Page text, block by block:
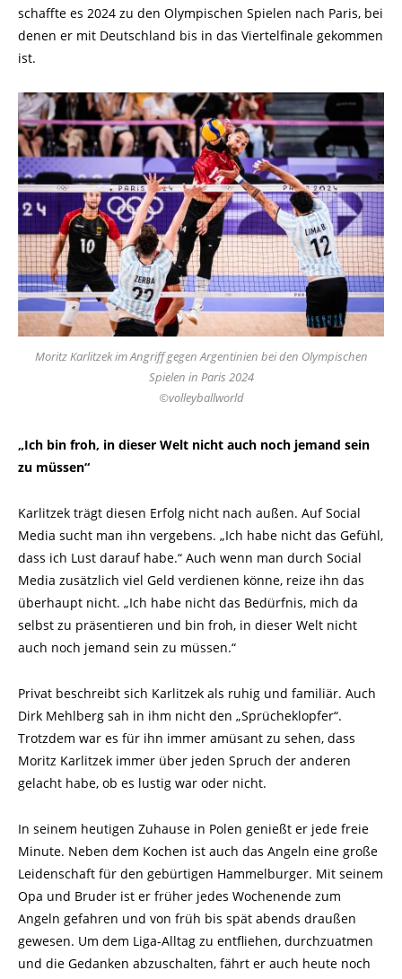
schaffte es 2024 zu den Olympischen Spielen nach Paris, bei
denen er mit Deutschland bis in das Viertelfinale gekommen
ist.
Moritz Karlitzek im Angriff gegen Argentinien bei den Olympischen
Spielen in Paris 2024
©volleyballworld
„Ich bin froh, in dieser Welt nicht auch noch jemand sein
zu müssen“
Karlitzek trägt diesen Erfolg nicht nach außen. Auf Social
Media sucht man ihn vergebens. „Ich habe nicht das Gefühl,
dass ich Lust darauf habe.“ Auch wenn man durch Social
Media zusätzlich viel Geld verdienen könne, reize ihn das
überhaupt nicht. „Ich habe nicht das Bedürfnis, mich da
selbst zu präsentieren und bin froh, in dieser Welt nicht
auch noch jemand sein zu müssen.“
Privat beschreibt sich Karlitzek als ruhig und familiär. Auch
Dirk Mehlberg sah in ihm nicht den „Sprücheklopfer“.
Trotzdem war es für ihn immer amüsant zu sehen, dass
Moritz Karlitzek immer über jeden Spruch der anderen
gelacht habe, ob es lustig war oder nicht.
In seinem heutigen Zuhause in Polen genießt er jede freie
Minute. Neben dem Kochen ist auch das Angeln eine große
Leidenschaft für den gebürtigen Hammelburger. Mit seinem
Opa und Bruder ist er früher jedes Wochenende zum
Angeln gefahren und von früh bis spät abends draußen
gewesen. Um dem Liga-Alltag zu entfliehen, durchzuatmen
und die Gedanken abzuschalten, fährt er auch heute noch